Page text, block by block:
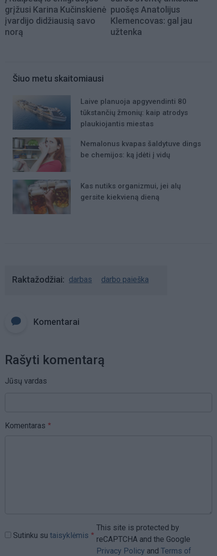
grįžusi Karina Kučinskienė
įvardijo didžiausią savo
norą
puošęs Anatolijus
Klemencovas: gal jau
užtenka
Šiuo metu skaitomiausi
Laive planuoja apgyvendinti 80
tūkstančių žmonių: kaip atrodys
plaukiojantis miestas
Nemalonus kvapas šaldytuve dings
be chemijos: ką įdėti į vidų
Kas nutiks organizmui, jei alų
gersite kiekvieną dieną
Raktažodžiai darbas darbo paieška
Komentarai
Rašyti komentarą
Jūsų vardas
Komentaras
Sutinku su taisyklėmis
This site is protected by
reCAPTCHA and the Google
Privacy Policy and Terms of